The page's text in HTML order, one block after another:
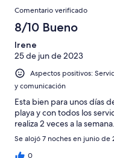
Comentario verificado
8/10 Bueno
Irene
25 de jun de 2023
Aspectos positivos:
y comunicación
Esta bien para unos días
playa y con todos los
realiza 2 veces a la semana.
Se alojó 7 noches en junio de
0